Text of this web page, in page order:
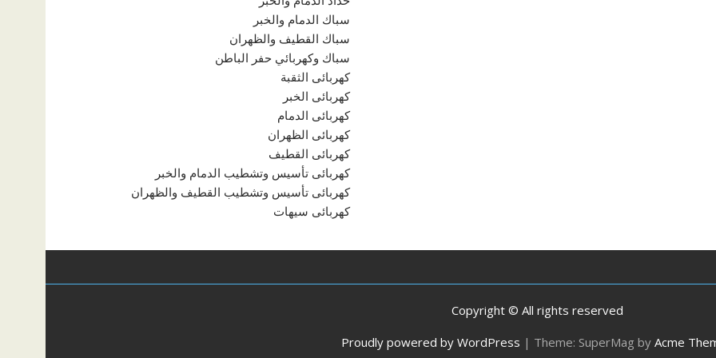
سباك الدمام والخبر
سباك القطيف والظهران
سباك وكهربائي حفر الباطن
كهربائى الثقبة
كهربائى الخبر
كهربائى الدمام
كهربائى الظهران
كهربائى القطيف
كهربائى تأسيس وتشطيب الدمام والخبر
كهربائى تأسيس وتشطيب القطيف والظهران
كهربائى سيهات
Copyright © All rights reserved
Proudly powered by WordPress | Theme: SuperMag by Acme